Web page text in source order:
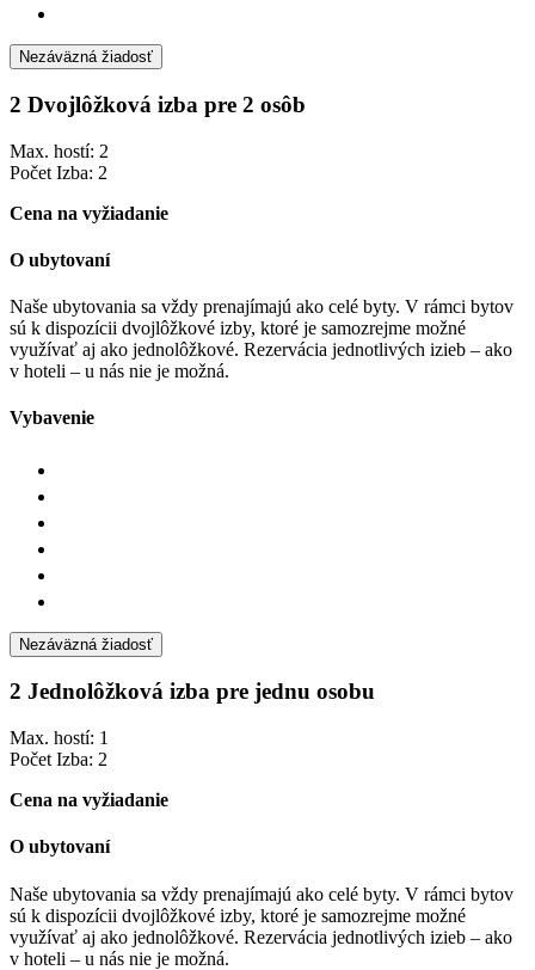
Nezáväzná žiadosť
2 Dvojlôžková izba pre 2 osôb
Max. hostí: 2
Počet Izba: 2
Cena na vyžiadanie
O ubytovaní
Naše ubytovania sa vždy prenajímajú ako celé byty. V rámci bytov
sú k dispozícii dvojlôžkové izby, ktoré je samozrejme možné
využívať aj ako jednolôžkové. Rezervácia jednotlivých izieb – ako
v hoteli – u nás nie je možná.
Vybavenie
Nezáväzná žiadosť
2 Jednolôžková izba pre jednu osobu
Max. hostí: 1
Počet Izba: 2
Cena na vyžiadanie
O ubytovaní
Naše ubytovania sa vždy prenajímajú ako celé byty. V rámci bytov
sú k dispozícii dvojlôžkové izby, ktoré je samozrejme možné
využívať aj ako jednolôžkové. Rezervácia jednotlivých izieb – ako
v hoteli – u nás nie je možná.